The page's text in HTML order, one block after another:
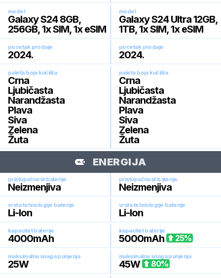
model
Galaxy S24 8GB,
256GB, 1x SIM, 1x eSIM
model
Galaxy S24 Ultra 12GB,
1TB, 1x SIM, 1x eSIM
pocetak prodaje
2024.
pocetak prodaje
2024.
paleta boja kućišta
Crna
Ljubičasta
Narandžasta
Plava
Siva
Zelena
Žuta
paleta boja kućišta
Crna
Ljubičasta
Narandžasta
Plava
Siva
Zelena
Žuta
ENERGIJA
pristupačnost baterije
Neizmenjiva
pristupačnost baterije
Neizmenjiva
vrsta tehnologije baterije
Li-Ion
vrsta tehnologije baterije
Li-Ion
kapacitet baterije
4000mAh
kapacitet baterije
5000mAh 25%
maksimalna snaga punjenja
25W
maksimalna snaga punjenja
45W 80%